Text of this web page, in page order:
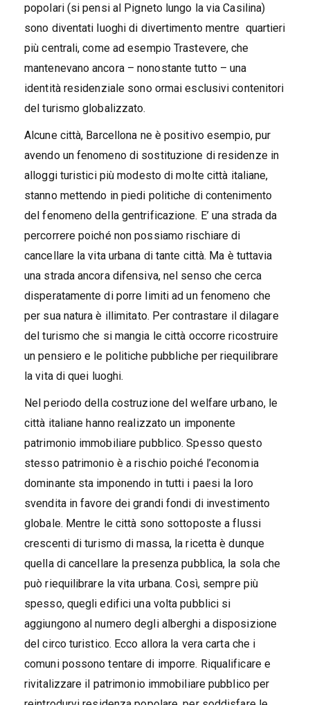
popolari (si pensi al Pigneto lungo la via Casilina)
sono diventati luoghi di divertimento mentre quartieri
più centrali, come ad esempio Trastevere, che
mantenevano ancora – nonostante tutto – una
identità residenziale sono ormai esclusivi contenitori
del turismo globalizzato.
Alcune città, Barcellona ne è positivo esempio, pur
avendo un fenomeno di sostituzione di residenze in
alloggi turistici più modesto di molte città italiane,
stanno mettendo in piedi politiche di contenimento
del fenomeno della gentrificazione. E’ una strada da
percorrere poiché non possiamo rischiare di
cancellare la vita urbana di tante città. Ma è tuttavia
una strada ancora difensiva, nel senso che cerca
disperatamente di porre limiti ad un fenomeno che
per sua natura è illimitato. Per contrastare il dilagare
del turismo che si mangia le città occorre ricostruire
un pensiero e le politiche pubbliche per riequilibrare
la vita di quei luoghi.
Nel periodo della costruzione del welfare urbano, le
città italiane hanno realizzato un imponente
patrimonio immobiliare pubblico. Spesso questo
stesso patrimonio è a rischio poiché l’economia
dominante sta imponendo in tutti i paesi la loro
svendita in favore dei grandi fondi di investimento
globale. Mentre le città sono sottoposte a flussi
crescenti di turismo di massa, la ricetta è dunque
quella di cancellare la presenza pubblica, la sola che
può riequilibrare la vita urbana. Così, sempre più
spesso, quegli edifici una volta pubblici si
aggiungono al numero degli alberghi a disposizione
del circo turistico. Ecco allora la vera carta che i
comuni possono tentare di imporre. Riqualificare e
rivitalizzare il patrimonio immobiliare pubblico per